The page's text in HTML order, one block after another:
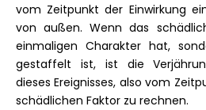
vom Zeitpunkt der Einwirkung
von außen. Wenn das
einmaligen Charakter hat,
gestaffelt ist, ist die
dieses Ereignisses, also vom
schädlichen Faktor zu rechnen.